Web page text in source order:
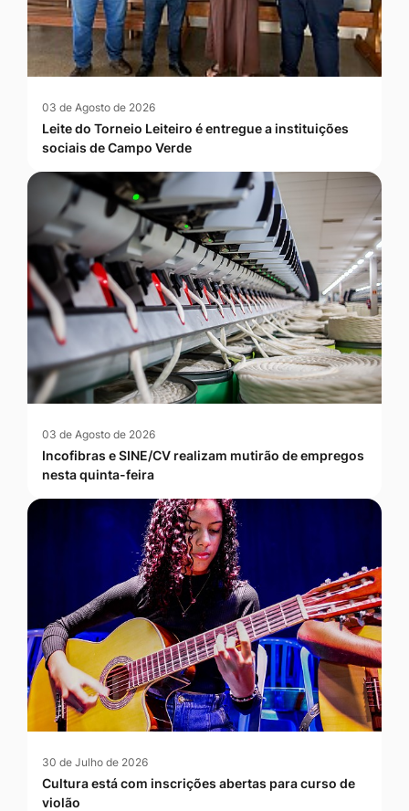
03 de Agosto de 2026
Leite do Torneio Leiteiro é entregue a instituições
sociais de Campo Verde
03 de Agosto de 2026
Incofibras e SINE/CV realizam mutirão de empregos
nesta quinta-feira
30 de Julho de 2026
Cultura está com inscrições abertas para curso de
violão